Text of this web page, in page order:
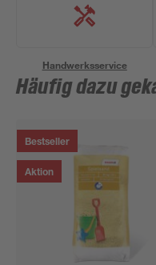
Handwerksservice
Häufig dazu
Bestseller
Aktion